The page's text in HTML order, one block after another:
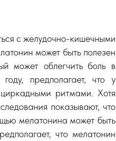
с желудочно-кишечными
может быть полезен
может облегчить боль в
предполагает, что у
ритмами. Хотя
показывают, что
мелатонина может быть
что мелатонин